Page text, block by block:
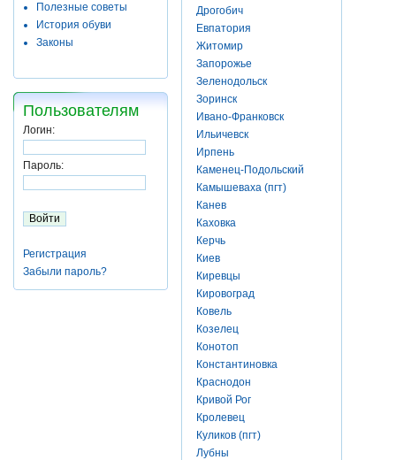
Полезные советы
История обуви
Законы
Пользователям
Логин:
Пароль:
Регистрация
Забыли пароль?
Дрогобич
Евпатория
Житомир
Запорожье
Зеленодольск
Зоринск
Ивано-Франковск
Ильичевск
Ирпень
Каменец-Подольский
Камышеваха (пгт)
Канев
Каховка
Керчь
Киев
Киревцы
Кировоград
Ковель
Козелец
Конотоп
Константиновка
Краснодон
Кривой Рог
Кролевец
Куликов (пгт)
Лубны